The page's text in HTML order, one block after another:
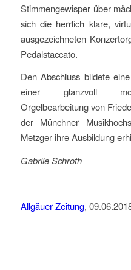
Stimmengewisper über
sich die herrlich klare,
ausgezeichneten
Pedalstaccato.
Den Abschluss bildete
einer glanzvoll
Orgelbearbeitung von
der Münchner
Metzger ihre Ausbildung
Gabrile Schroth
Allgäuer Zeitung,